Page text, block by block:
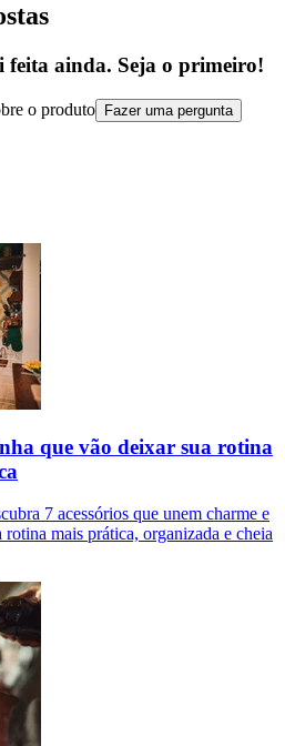
feita ainda. Seja o primeiro!
o produto Fazer uma pergunta
que vão deixar sua rotina
7 acessórios que unem charme e
mais prática, organizada e cheia